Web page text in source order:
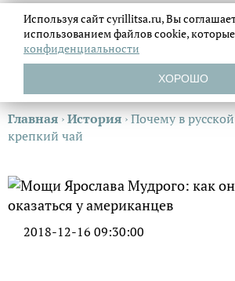
Главная ›История ›Почему в
крепкий чай
2018-12-16 09:30:00
Используя сайт cyrillitsa.ru, Вы
использованием файловcookie,
конфиденциальности
ХОРОШО